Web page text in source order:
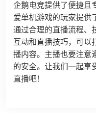
企鹅电竞提供了便捷且
爱单机游戏的玩家提供
通过合理的直播流程、
互动和直播技巧，可以
播内容。主播也要注意
的安全。让我们一起享
直播吧！